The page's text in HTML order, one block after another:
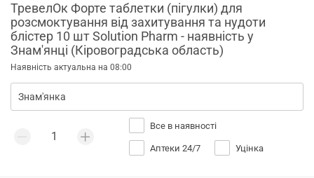
ТревелОк Форте таблетки (пігулки) для
розсмоктування від захитування та нудоти
блістер 10 шт Solution Pharm - наявність у
Знам'янці (Кіровоградська область)
Наявність актуальна на 08:00
Все в наявності
Аптеки 24/7 Уцінка